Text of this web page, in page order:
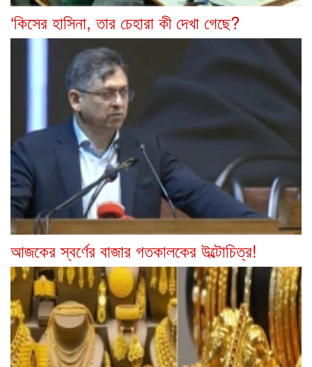
‘কিসের হাসিনা, তার চেহারা কী দেখা গেছে?
আজকের স্বর্ণের বাজার গতকালকের উল্টোচিত্র!